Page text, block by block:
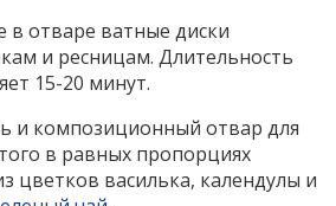
отваре ватные диски
и ресницам. Длительность
15-20 минут.
и композиционный отвар для
в равных пропорциях
цветков василька, календулы и